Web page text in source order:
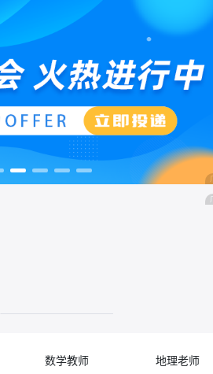
数学教师 地理老师